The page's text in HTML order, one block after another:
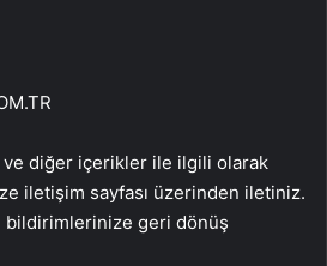
ve diğer içerikler ile ilgili olarak
iletişim sayfası üzerinden iletiniz.
bildirimlerinize geri dönüş